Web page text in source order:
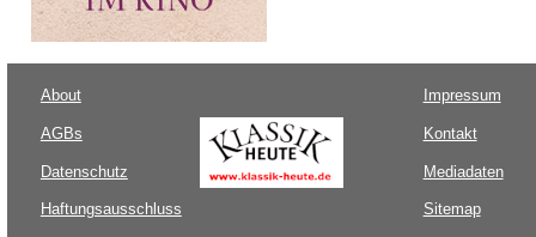
About
AGBs
Datenschutz
Haftungsausschluss
Impressum
Kontakt
Mediadaten
Sitemap